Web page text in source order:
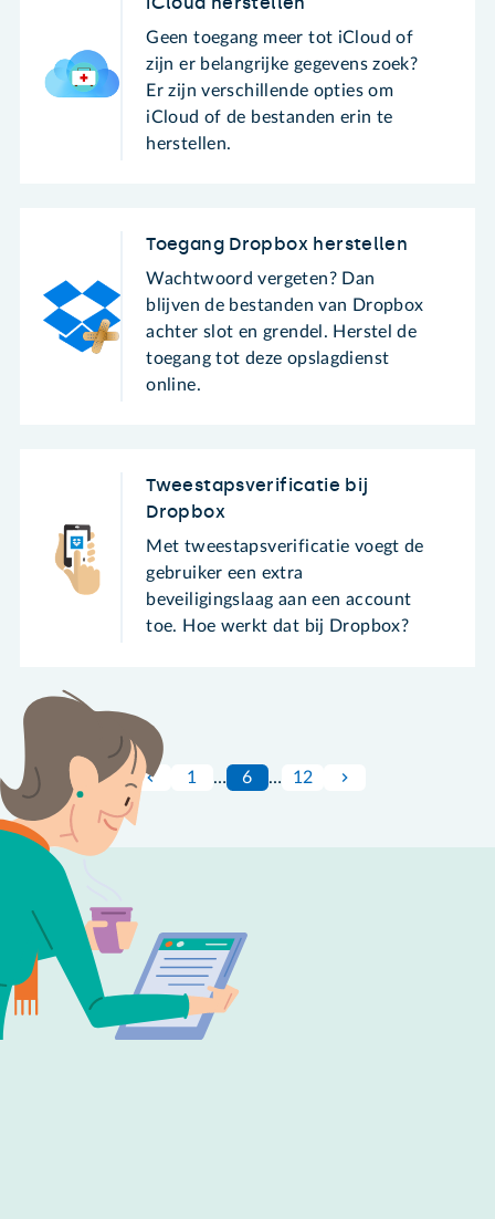
Geen toegang meer tot iCloud of
zijn er belangrijke gegevens zoek?
Er zijn verschillende opties om
iCloud of de bestanden erin te
herstellen.
Toegang Dropbox herstellen
Wachtwoord vergeten? Dan
blijven de bestanden van Dropbox
achter slot en grendel. Herstel de
toegang tot deze opslagdienst
online.
Tweestapsverificatie bij
Dropbox
Met tweestapsverificatie voegt de
gebruiker een extra
beveiligingslaag aan een account
toe. Hoe werkt dat bij Dropbox?
1 … 6 … 12